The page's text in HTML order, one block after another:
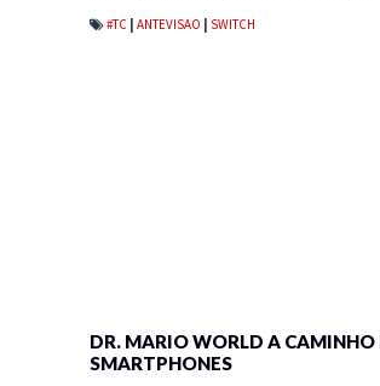
#TC ANTEVISAO SWITCH
DR. MARIO WORLD A CAMINHO
SMARTPHONES